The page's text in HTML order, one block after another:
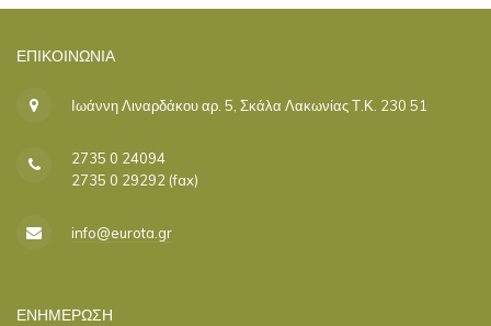
ΕΠΙΚΟΙΝΩΝΊΑ
Ιωάννη Λιναρδάκου αρ. 5, Σκάλα Λακωνίας Τ.Κ. 230 51
2735 0 24094
2735 0 29292 (fax)
info@eurota.gr
ΕΝΗΜΕΡΩΣΗ